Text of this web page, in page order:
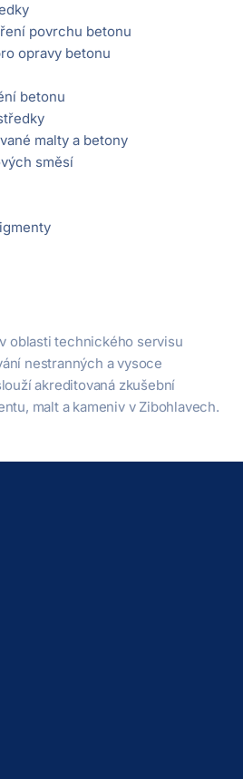
povrchu betonu
opravy betonu
betonu
malty a betony
směsí
oblasti technického servisu
nestranných a vysoce
akreditovaná zkušební
malt a kameniv v Zibohlavech.